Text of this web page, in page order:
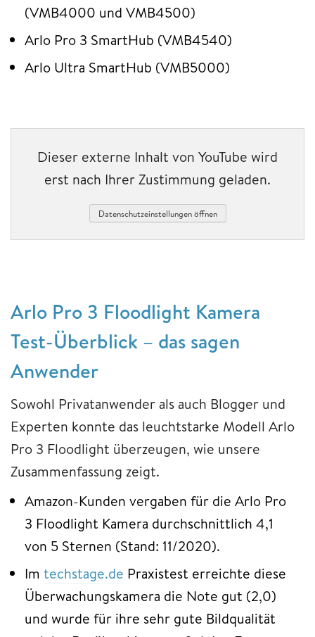
(VMB4000 und VMB4500)
Arlo Pro 3 SmartHub (VMB4540)
Arlo Ultra SmartHub (VMB5000)
Dieser externe Inhalt von YouTube wird
erst nach Ihrer Zustimmung geladen.
Datenschutzeinstellungen öffnen
Arlo Pro 3 Floodlight Kamera
Test-Überblick – das sagen
Anwender
Sowohl Privatanwender als auch Blogger und
Experten konnte das leuchtstarke Modell Arlo
Pro 3 Floodlight überzeugen, wie unsere
Zusammenfassung zeigt.
Amazon-Kunden vergaben für die Arlo Pro
3 Floodlight Kamera durchschnittlich 4,1
von 5 Sternen (Stand: 11/2020).
Im techstage.de Praxistest erreichte diese
Überwachungskamera die Note gut (2,0)
und wurde für ihre sehr gute Bildqualität